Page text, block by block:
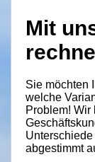
E-
Mit
Sie möchten
welche
Problem! Wir
abgestimmt